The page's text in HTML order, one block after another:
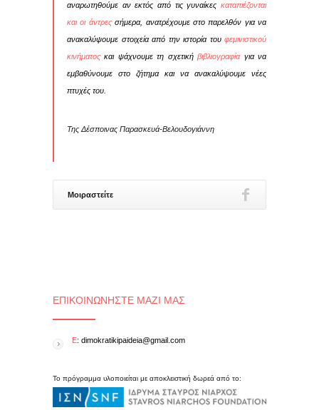
αναρωτηθούμε αν εκτός από τις γυναίκες καταπιέζονται
και οι άντρεςσήμερα, ανατρέχουμε στο παρελθόν για να
ανακαλύψουμε στοιχεία από την ιστορία του φεμινιστικού
κινήματος και ψάχνουμε τη σχετικήβιβλιογραφίαγια να
εμβαθύνουμε στο ζήτημα και να ανακαλύψουμε νέες
πτυχές του.
Της Δέσποινας Παρασκευά-Βελουδογιάννη
Μοιραστείτε
ΕΠΙΚΟΙΝΩΝΉΣΤΕ ΜΑΖΊ ΜΑΣ
E: dimokratikipaideia@gmail.com
Το πρόγραμμα υλοποιείται με αποκλειστική δωρεά από το: